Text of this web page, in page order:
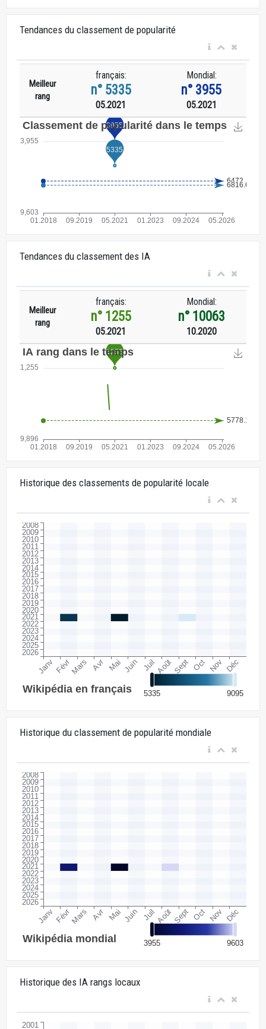
Tendances du classement de popularité
Meilleur
rang
français:
n° 5335
05.2021
Mondial:
n° 3955
05.2021
Tendances du classement des IA
Meilleur
rang
français:
n° 1255
05.2021
Mondial:
n° 10063
10.2020
Historique des classements de popularité locale
Historique du classement de popularité mondiale
Historique des IA rangs locaux